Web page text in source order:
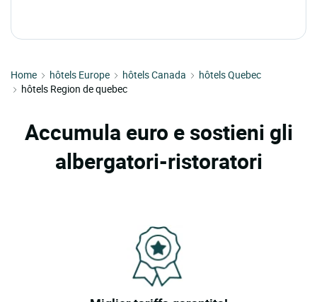
Home hôtels Europe hôtels Canada
hôtels Quebec
hôtels Region de quebec
Accumula euro e sostieni gli
albergatori-ristoratori